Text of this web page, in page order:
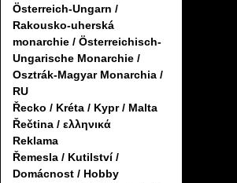
Österreich-Ungarn /
Rakousko-uherská
monarchie / Österreichisch-
Ungarische Monarchie /
Osztrák-Magyar Monarchia /
RU
Řecko / Kréta / Kypr / Malta
Řečtina / ελληνικά
Reklama
Řemesla / Kutilství /
Domácnost / Hobby